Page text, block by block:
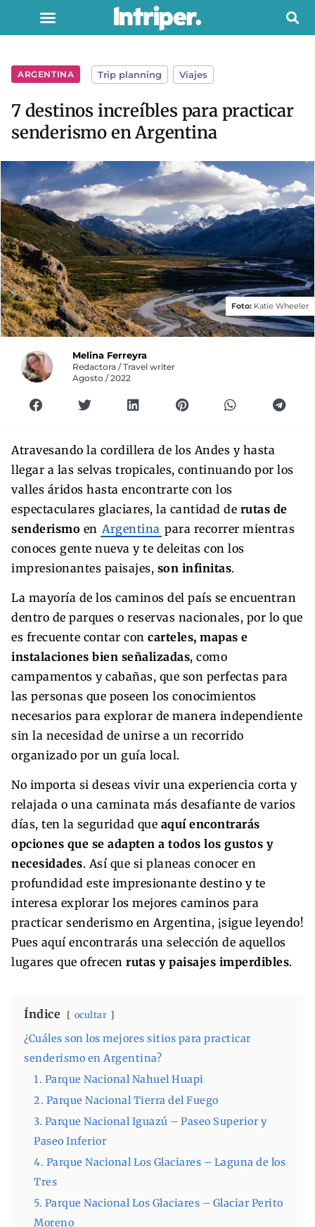
ARGENTINA Trip planning Viajes
7 destinos increíbles para practicar
senderismo en Argentina
Foto: Katie Wheeler
Melina Ferreyra
Redactora / Travel writer
Agosto / 2022
Atravesando la cordillera de los Andes y hasta
llegar a las selvas tropicales, continuando por los
valles áridos hasta encontrarte con los
espectaculares glaciares, la cantidad de rutas de
senderismo en Argentina para recorrer mientras
conoces gente nueva y te deleitas con los
impresionantes paisajes, son infinitas.
La mayoría de los caminos del país se encuentran
dentro de parques o reservas nacionales, por lo que
es frecuente contar con carteles, mapas e
instalaciones bien señalizadas, como
campamentos y cabañas, que son perfectas para
las personas que poseen los conocimientos
necesarios para explorar de manera independiente
sin la necesidad de unirse a un recorrido
organizado por un guía local.
No importa si deseas vivir una experiencia corta y
relajada o una caminata más desafiante de varios
días, ten la seguridad que aquí encontrarás
opciones que se adapten a todos los gustos y
necesidades. Así que si planeas conocer en
profundidad este impresionante destino y te
interesa explorar los mejores caminos para
practicar senderismo en Argentina, ¡sigue leyendo!
Pues aquí encontrarás una selección de aquellos
lugares que ofrecen rutas y paisajes imperdibles.
Índice ocultar
¿Cuáles son los mejores sitios para practicar
senderismo en Argentina?
1. Parque Nacional Nahuel Huapi
2. Parque Nacional Tierra del Fuego
3. Parque Nacional Iguazú – Paseo Superior y
Paseo Inferior
4. Parque Nacional Los Glaciares – Laguna de los
Tres
5. Parque Nacional Los Glaciares – Glaciar Perito
Moreno